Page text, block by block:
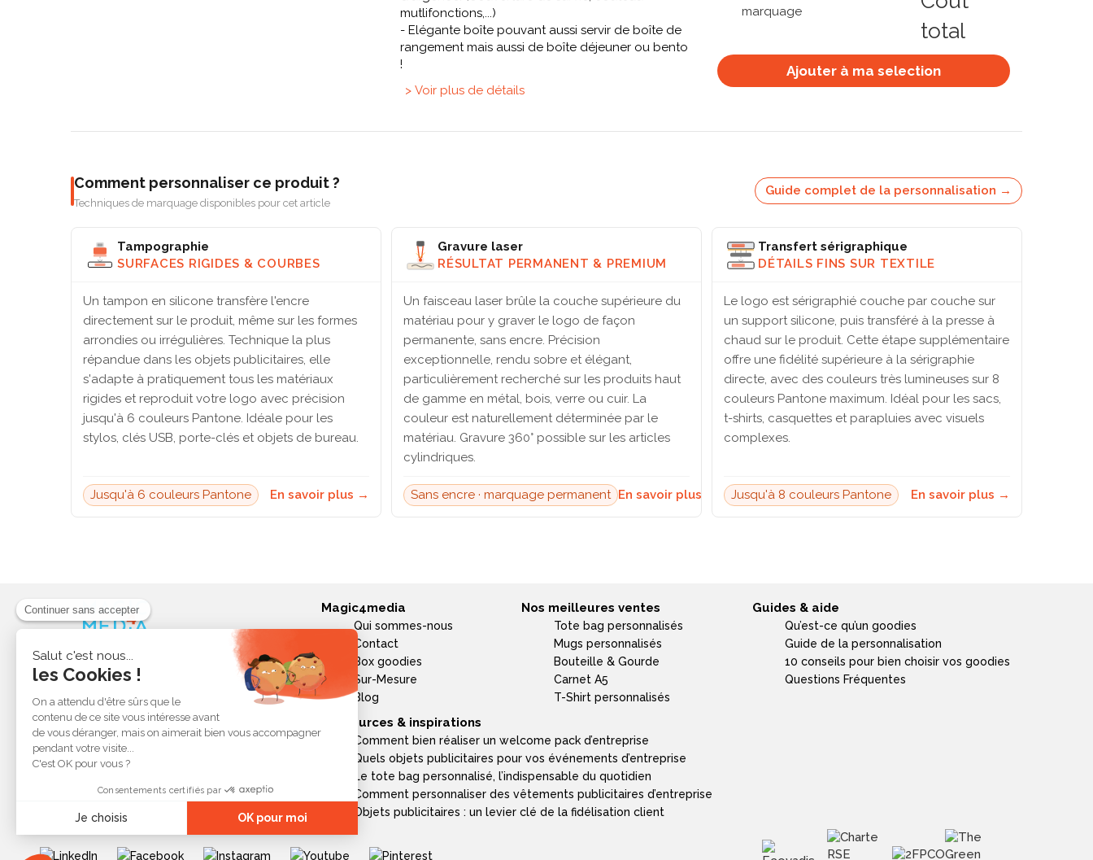
mutlifonctions,...)
- Elégante boîte pouvant aussi servir de boîte de
rangement mais aussi de boîte déjeuner ou bento
!
> Voir plus de détails
marquage
total
Ajouter à ma selection
Comment personnaliser ce produit ?
Techniques de marquage disponibles pour cet article
Guide complet de la personnalisation →
Tampographie
SURFACES RIGIDES & COURBES
Un tampon en silicone transfère l'encre
directement sur le produit, même sur les formes
arrondies ou irrégulières. Technique la plus
répandue dans les objets publicitaires, elle
s'adapte à pratiquement tous les matériaux
rigides et reproduit votre logo avec précision
jusqu'à 6 couleurs Pantone. Idéale pour les
stylos, clés USB, porte-clés et objets de bureau.
Jusqu'à 6 couleurs Pantone En savoir plus →
Gravure laser
RÉSULTAT PERMANENT & PREMIUM
Un faisceau laser brûle la couche supérieure du
matériau pour y graver le logo de façon
permanente, sans encre. Précision
exceptionnelle, rendu sobre et élégant,
particulièrement recherché sur les produits haut
de gamme en métal, bois, verre ou cuir. La
couleur est naturellement déterminée par le
matériau. Gravure 360° possible sur les articles
cylindriques.
Sans encre · marquage permanent En savoir plus →
Transfert sérigraphique
DÉTAILS FINS SUR TEXTILE
Le logo est sérigraphié couche par couche sur
un support silicone, puis transféré à la presse à
chaud sur le produit. Cette étape supplémentaire
offre une fidélité supérieure à la sérigraphie
directe, avec des couleurs très lumineuses sur 8
couleurs Pantone maximum. Idéal pour les sacs,
t-shirts, casquettes et parapluies avec visuels
complexes.
Jusqu'à 8 couleurs Pantone En savoir plus →
Magic4media est un fournisseur
spécialisé dans les goodies
personnalisés et objets publicitaires
sélectionnons des produits utiles,
tendances et responsables pour
valoriser votre image de marque,
soutenir vos actions de
opérations événementielles,
commerciales ou internes.
Magic4media
Qui sommes-nous
Contact
Box goodies
Sur-Mesure
Blog
Nos meilleures ventes
Tote bag personnalisés
Mugs personnalisés
Bouteille & Gourde
Carnet A5
T-Shirt personnalisés
Guides & aide
Qu’est-ce qu’un goodies
Guide de la personnalisation
10 conseils pour bien choisir vos goodies
Questions Fréquentes
Ressources & inspirations
Comment bien réaliser un welcome pack d’entreprise
Quels objets publicitaires pour vos événements d’entreprise
Le tote bag personnalisé, l’indispensable du quotidien
Comment personnaliser des vêtements publicitaires d’entreprise
Objets publicitaires : un levier clé de la fidélisation client